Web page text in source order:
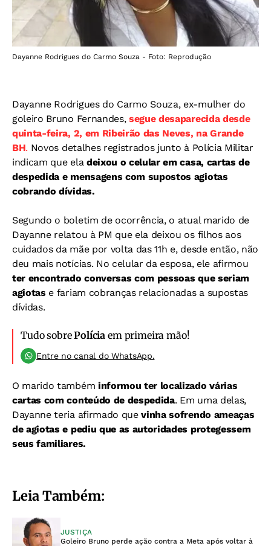
Dayanne Rodrigues do Carmo Souza - Foto: Reprodução
Dayanne Rodrigues do Carmo Souza, ex-mulher do
goleiro Bruno Fernandes, segue desaparecida desde
quinta-feira, 2, em Ribeirão das Neves, na Grande
BH. Novos detalhes registrados junto à Polícia Militar
indicam que eladeixou o celular em casa, cartas de
despedida e mensagens com supostos agiotas
cobrando dívidas.
Segundo o boletim de ocorrência, o atual marido de
Dayanne relatou à PM que ela deixou os filhos aos
cuidados da mãe por volta das 11h e, desde então, não
deu mais notícias. No celular da esposa, ele afirmou
ter encontrado conversas com pessoas que seriam
agiotas e fariam cobranças relacionadas a supostas
dívidas.
Tudo sobrePolícia em primeira mão!
Entre no canal do WhatsApp.
O marido também informou ter localizado várias
cartas com conteúdo de despedida. Em uma delas,
Dayanne teria afirmado quevinha sofrendo ameaças
de agiotas e pediu que as autoridades protegessem
seus familiares.
Leia Também:
JUSTIÇA
Goleiro Bruno perde ação contra a Meta após voltar à